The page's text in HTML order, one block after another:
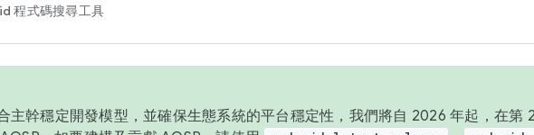
程式碼搜尋工具
主幹穩定開發模型，並確保生態系統的平台穩定性，我們將自 2026 年起，在第